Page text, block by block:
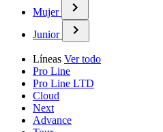
Mujer
Junior
Líneas Ver todo
Pro Line
Pro Line LTD
Cloud
Next
Advance